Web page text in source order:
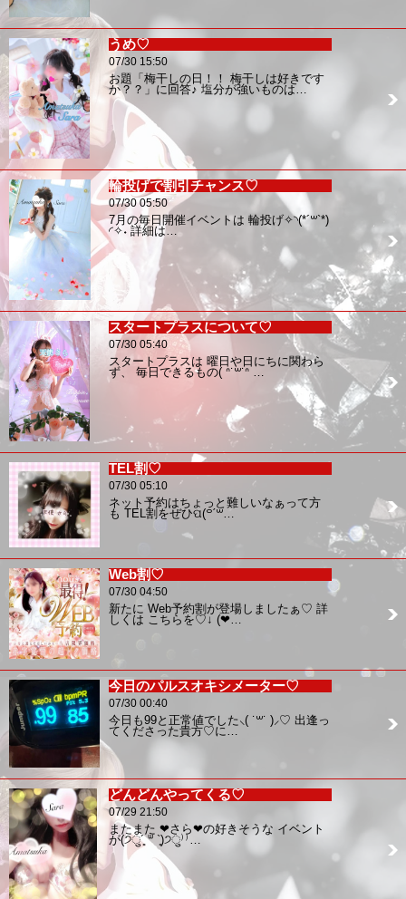
うめ♡
07/30 15:50
お題「梅干しの日！！ 梅干しは好きです
か？？」に回答♪ 塩分が強いものは…
輪投げで割引チャンス♡
07/30 05:50
7月の毎日開催イベントは 輪投げ✧︎◝︎(*´꒳`*)
◜︎✧︎˖ 詳細は…
スタートプラスについて♡
07/30 05:40
スタートプラスは 曜日や日にちに関わら
ず、 毎日できるもの( ᐢ˙꒳​˙ᐢ …
TEL割♡
07/30 05:10
ネット予約はちょっと難しいなぁって方
も TEL割をぜひପ(꒪ˊ꒳…
Web割♡
07/30 04:50
新たに Web予約割が登場しましたぁ♡ 詳
しくは こちらを♡↓ (❤…
今日のパルスオキシメーター♡
07/30 00:40
今日も99と正常値でした⸜( ˙꒳˙ )⸝♡ 出逢っ
てくださった貴方♡に…
どんどんやってくる♡
07/29 21:50
またまた ❤︎さら❤︎の好きそうな イベント
が(੭ु´͈ ᐜ `͈)੭ु⁾⁾…